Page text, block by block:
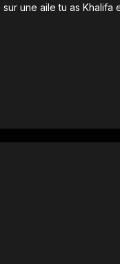
une aile tu as Khalifa